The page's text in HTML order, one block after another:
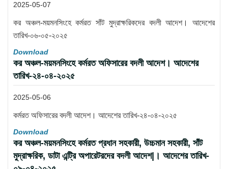
2025-05-07
কর অঞ্চল-ময়মনসিংহে কর্মরত সাঁট মুদ্রাক্ষরিকদের বদলী আদেশ। আদেশের
তারিখ-০৬-০৫-২০২৫
Download
কর অঞ্চল-ময়মনসিংহে কর্মরত অফিসারের বদলী আদেশ। আদেশের
তারিখ-২৪-০৪-২০২৫
2025-05-06
কর্মরত অফিসারের বদলী আদেশ। আদেশের তারিখ-২৪-০৪-২০২৫
Download
কর অঞ্চল-ময়মনসিংহে কর্মরত প্রধান সহকারী, উচ্চমান সহকারী, সাঁট
মুদ্রাক্ষরিক, ডাটা এন্ট্রি অপারেটরদের বদলী আদেশ|। আদেশের তারিখ-